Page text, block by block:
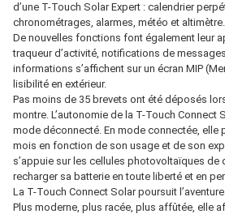
d’une T-Touch Solar Expert : calendrier
chronométrages, alarmes, météo et altimètre.
De nouvelles fonctions font également leur
traqueur d’activité, notifications de
informations s’affichent sur un écran MIP
lisibilité en extérieur.
Pas moins de 35 brevets ont été déposés
montre. L’autonomie de la T-Touch Connect
mode déconnecté. En mode connectée, elle
mois en fonction de son usage et de son
s’appuie sur les cellules photovoltaïques de
recharger sa batterie en toute liberté et en
La T-Touch Connect Solar poursuit
Plus moderne, plus racée, plus affûtée, elle